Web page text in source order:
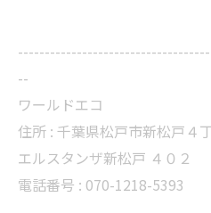
--
ワールドエコ
住所 : 千葉県松戸市新松戸４
エルスタンザ新松戸 ４０２
電話番号 : 070-1218-5393